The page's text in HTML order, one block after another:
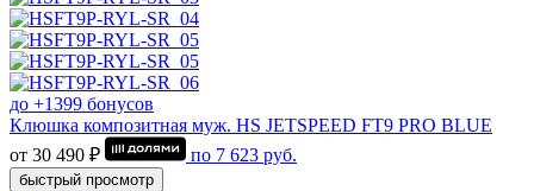
до +1399 бонусов
Клюшка композитная муж. HS JETSPEED FT9 PRO BLUE
от 30 490 ₽
по 7 623 руб.
быстрый просмотр